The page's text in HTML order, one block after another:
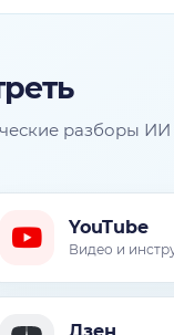
разборы
YouTube
Видео и